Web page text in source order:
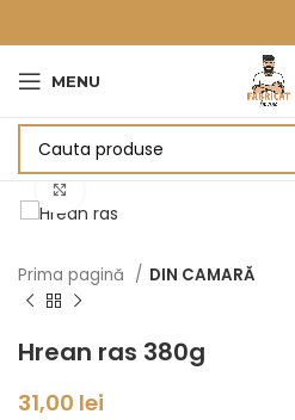
MENU
Prima pagină DIN CAMARĂ
Hrean ras 380g
31,00 lei